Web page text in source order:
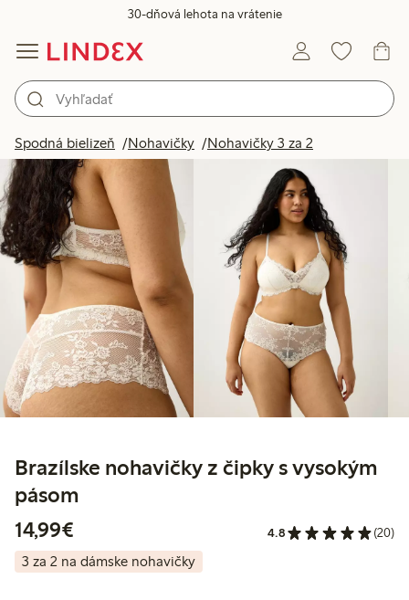
30-dňová lehota na vrátenie
Spodná bielizeň Nohavičky Nohavičky 3 za 2
Produkty na obrázku
Brazílske nohavičky z čipky s vysokým
pásom
14,99€
4.8 (20)
3 za 2 na dámske nohavičky